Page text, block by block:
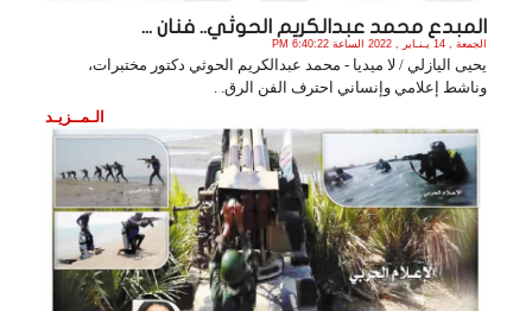
المبدع محمد عبدالكريم الحوثي.. فنان ...
الجمعة , 14 يـنـاير , 2022 الساعة 6:40:22 PM
يحيى اليازلي / لا ميديا - محمد عبدالكريم الحوثي دكتور مختبرات،
وناشط إعلامي وإنساني احترف الفن الرق. .
الـمــزيـد